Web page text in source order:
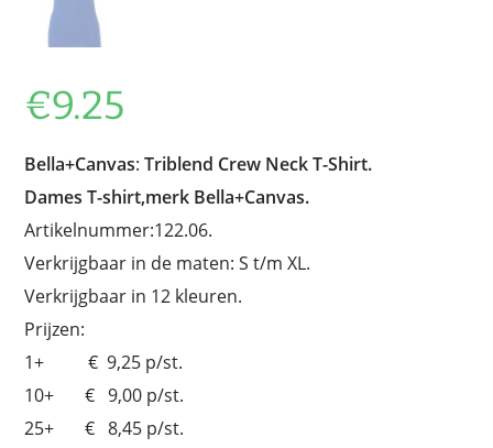
€9.25
Bella+Canvas:Triblend Crew Neck T-Shirt.
Dames T-shirt,merk Bella+Canvas.
Artikelnummer:122.06.
Verkrijgbaar in de maten: S t/m XL.
Verkrijgbaar in 12 kleuren.
Prijzen:
1+ € 9,25 p/st.
10+ € 9,00 p/st.
25+ € 8,45 p/st.